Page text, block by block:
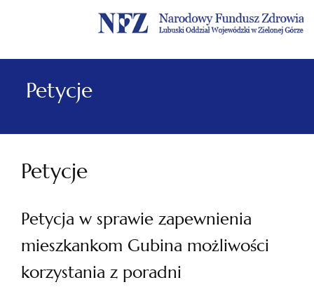
Menu
główne
Menu
lewe
Treść
główna
Szukaj
w
serwisie
Stopka
Petycje
Petycje
Petycja w sprawie zapewnienia
mieszkankom Gubina możliwości
korzystania z poradni